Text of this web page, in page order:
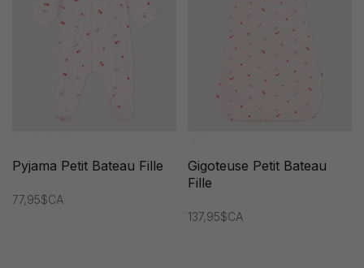
Pyjama Petit Bateau Fille
77,95$CA
Gigoteuse Petit Bateau
Fille
137,95$CA